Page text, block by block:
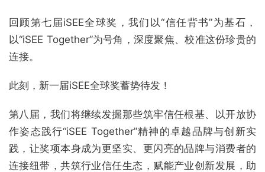
回顾第七届iSEE全球奖，我们以“信任背书”为基石，
以“iSEE Together”为号角，深度聚焦、校准这份珍贵的
连接。
此刻，新一届iSEE全球奖蓄势待发！
第八届，我们将继续发掘那些筑牢信任根基、以开放协
作姿态践行“iSEE Together”精神的卓越品牌与创新实
践，让奖项本身成为更坚实、更闪亮的品牌与消费者的
连接纽带，共筑行业信任生态，赋能产业创新发展，助